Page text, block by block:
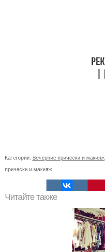
Категории: Вечерние прически и макияж
прически и макияж
Читайте также